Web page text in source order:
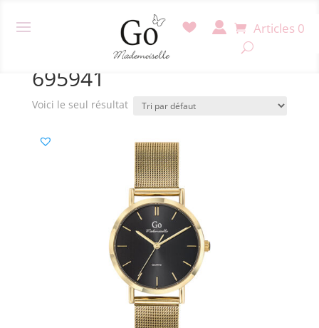
Articles 0
/ Produit Référence / 695941
695941
Voici le seul résultat